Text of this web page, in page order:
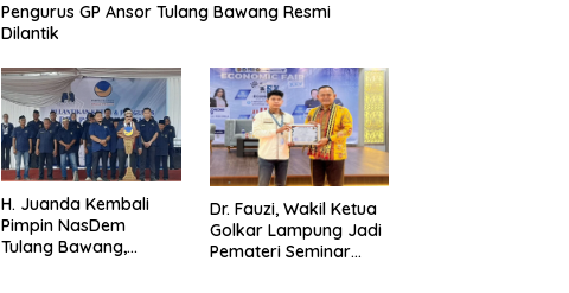
Pengurus GP Ansor Tulang Bawang Resmi
Dilantik
H. Juanda Kembali
Pimpin NasDem
Tulang Bawang,
Dr. Fauzi, Wakil Ketua
Golkar Lampung Jadi
Pemateri Seminar